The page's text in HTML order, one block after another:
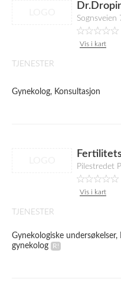
Sognsveien
Vis i kart
TJENESTER
Gynekolog, Konsultasjon
Pilestredet
Vis i kart
TJENESTER
Gynekologiske
gynekolog